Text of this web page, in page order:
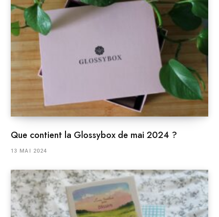
Que contient la Glossybox de mai 2024 ?
13 MAI 2024